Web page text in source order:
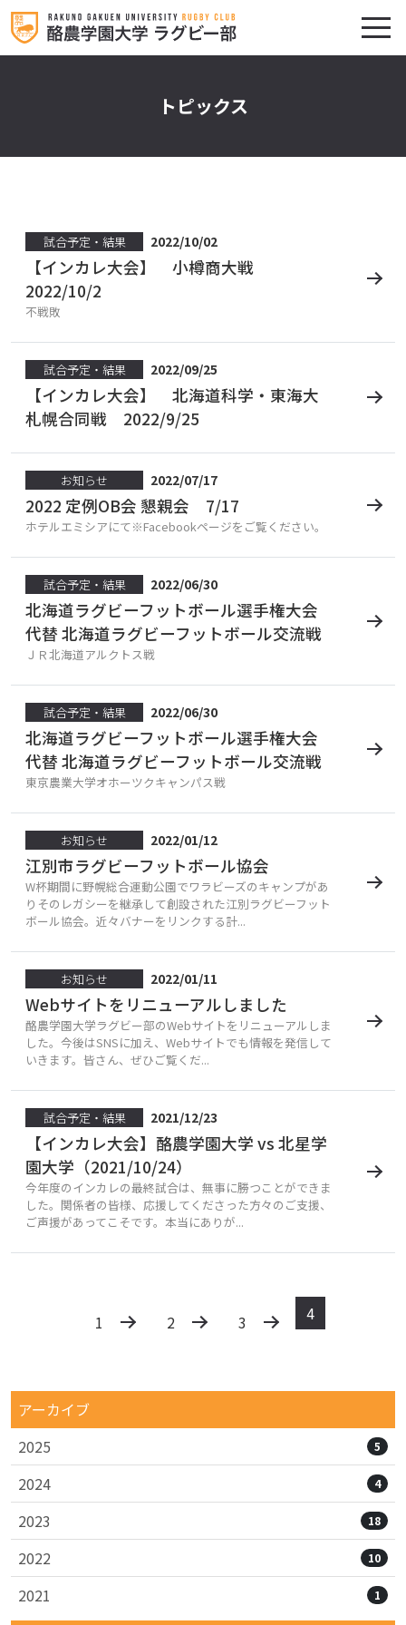
トピックス
試合予定・結果 2022/10/02
【インカレ大会】 小樽商大戦
2022/10/2
不戦敗
試合予定・結果 2022/09/25
【インカレ大会】 北海道科学・東海大
札幌合同戦 2022/9/25
お知らせ 2022/07/17
2022 定例OB会 懇親会 7/17
ホテルエミシアにて※Facebookページをご覧ください。
試合予定・結果 2022/06/30
北海道ラグビーフットボール選手権大会
代替 北海道ラグビーフットボール交流戦
ＪＲ北海道アルクトス戦
試合予定・結果 2022/06/30
北海道ラグビーフットボール選手権大会
代替 北海道ラグビーフットボール交流戦
東京農業大学オホーツクキャンパス戦
お知らせ 2022/01/12
江別市ラグビーフットボール協会
W杯期間に野幌総合運動公園でワラビーズのキャンプがあ
りそのレガシーを継承して創設された江別ラグビーフット
ボール協会。近々バナーをリンクする計...
お知らせ 2022/01/11
Webサイトをリニューアルしました
酪農学園大学ラグビー部のWebサイトをリニューアルしま
した。今後はSNSに加え、Webサイトでも情報を発信して
いきます。皆さん、ぜひご覧くだ...
試合予定・結果 2021/12/23
【インカレ大会】酪農学園大学 vs 北星学
園大学（2021/10/24）
今年度のインカレの最終試合は、無事に勝つことができま
した。関係者の皆様、応援してくださった方々のご支援、
ご声援があってこそです。本当にありが...
1 2 3 4
アーカイブ
2025
5
2024 4
2023 18
2022 10
2021 1